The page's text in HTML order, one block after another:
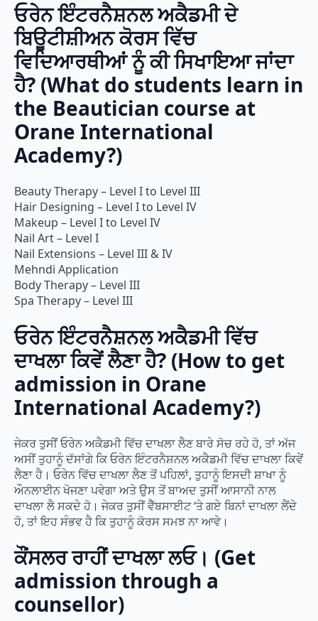
ਓਰੇਨ ਇੰਟਰਨੈਸ਼ਨਲ ਅਕੈਡਮੀ ਦੇ
ਬਿਊਟੀਸ਼ੀਅਨ ਕੋਰਸ ਵਿੱਚ
ਵਿਦਿਆਰਥੀਆਂ ਨੂੰ ਕੀ ਸਿਖਾਇਆ ਜਾਂਦਾ
ਹੈ? (What do students learn in
the Beautician course at
Orane International
Academy?)
Beauty Therapy – Level I to Level III
Hair Designing – Level I to Level IV
Makeup – Level I to Level IV
Nail Art – Level I
Nail Extensions – Level III & IV
Mehndi Application
Body Therapy – Level III
Spa Therapy – Level III
ਓਰੇਨ ਇੰਟਰਨੈਸ਼ਨਲ ਅਕੈਡਮੀ ਵਿੱਚ
ਦਾਖਲਾ ਕਿਵੇਂ ਲੈਣਾ ਹੈ? (How to get
admission in Orane
International Academy?)
ਜੇਕਰ ਤੁਸੀਂ ਓਰੇਨ ਅਕੈਡਮੀ ਵਿੱਚ ਦਾਖਲਾ ਲੈਣ ਬਾਰੇ ਸੋਚ ਰਹੇ ਹੋ, ਤਾਂ ਅੱਜ
ਅਸੀਂ ਤੁਹਾਨੂੰ ਦੱਸਾਂਗੇ ਕਿ ਓਰੇਨ ਇੰਟਰਨੈਸ਼ਨਲ ਅਕੈਡਮੀ ਵਿੱਚ ਦਾਖਲਾ ਕਿਵੇਂ
ਲੈਣਾ ਹੈ। ਓਰੇਨ ਵਿੱਚ ਦਾਖਲਾ ਲੈਣ ਤੋਂ ਪਹਿਲਾਂ, ਤੁਹਾਨੂੰ ਇਸਦੀ ਸ਼ਾਖਾ ਨੂੰ
ਔਨਲਾਈਨ ਖੋਜਣਾ ਪਵੇਗਾ ਅਤੇ ਉਸ ਤੋਂ ਬਾਅਦ ਤੁਸੀਂ ਆਸਾਨੀ ਨਾਲ
ਦਾਖਲਾ ਲੈ ਸਕਦੇ ਹੋ। ਜੇਕਰ ਤੁਸੀਂ ਵੈੱਬਸਾਈਟ ‘ਤੇ ਗਏ ਬਿਨਾਂ ਦਾਖਲਾ ਲੈਂਦੇ
ਹੋ, ਤਾਂ ਇਹ ਸੰਭਵ ਹੈ ਕਿ ਤੁਹਾਨੂੰ ਕੋਰਸ ਸਮਝ ਨਾ ਆਵੇ।
ਕੌਂਸਲਰ ਰਾਹੀਂ ਦਾਖਲਾ ਲਓ। (Get
admission through a
counsellor)